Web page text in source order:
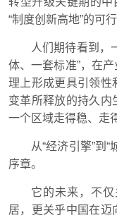
“制度创新高地”的可行
人们期待看到，
体、一套标准”，在
理上形成更具引领性
变革所释放的持久内
一个区域走得稳、走
从“经济引擎”到
序章。
它的未来，不
居，更关乎中国在迈